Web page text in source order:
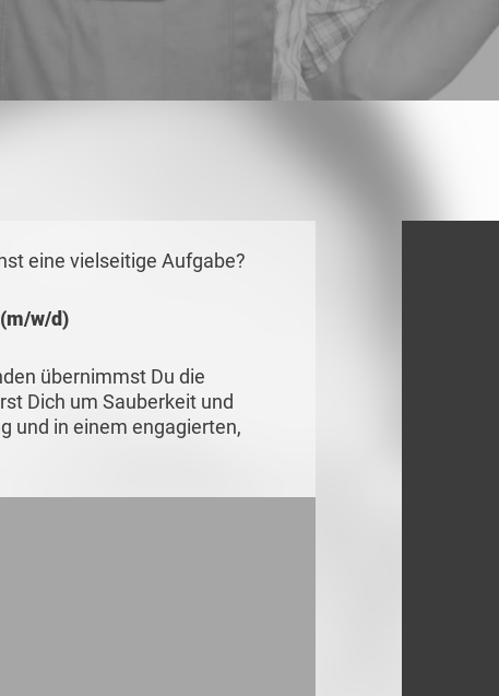
eine vielseitige Aufgabe?
w/d)
übernimmst Du die
Dich um Sauberkeit und
und in einem engagierten,